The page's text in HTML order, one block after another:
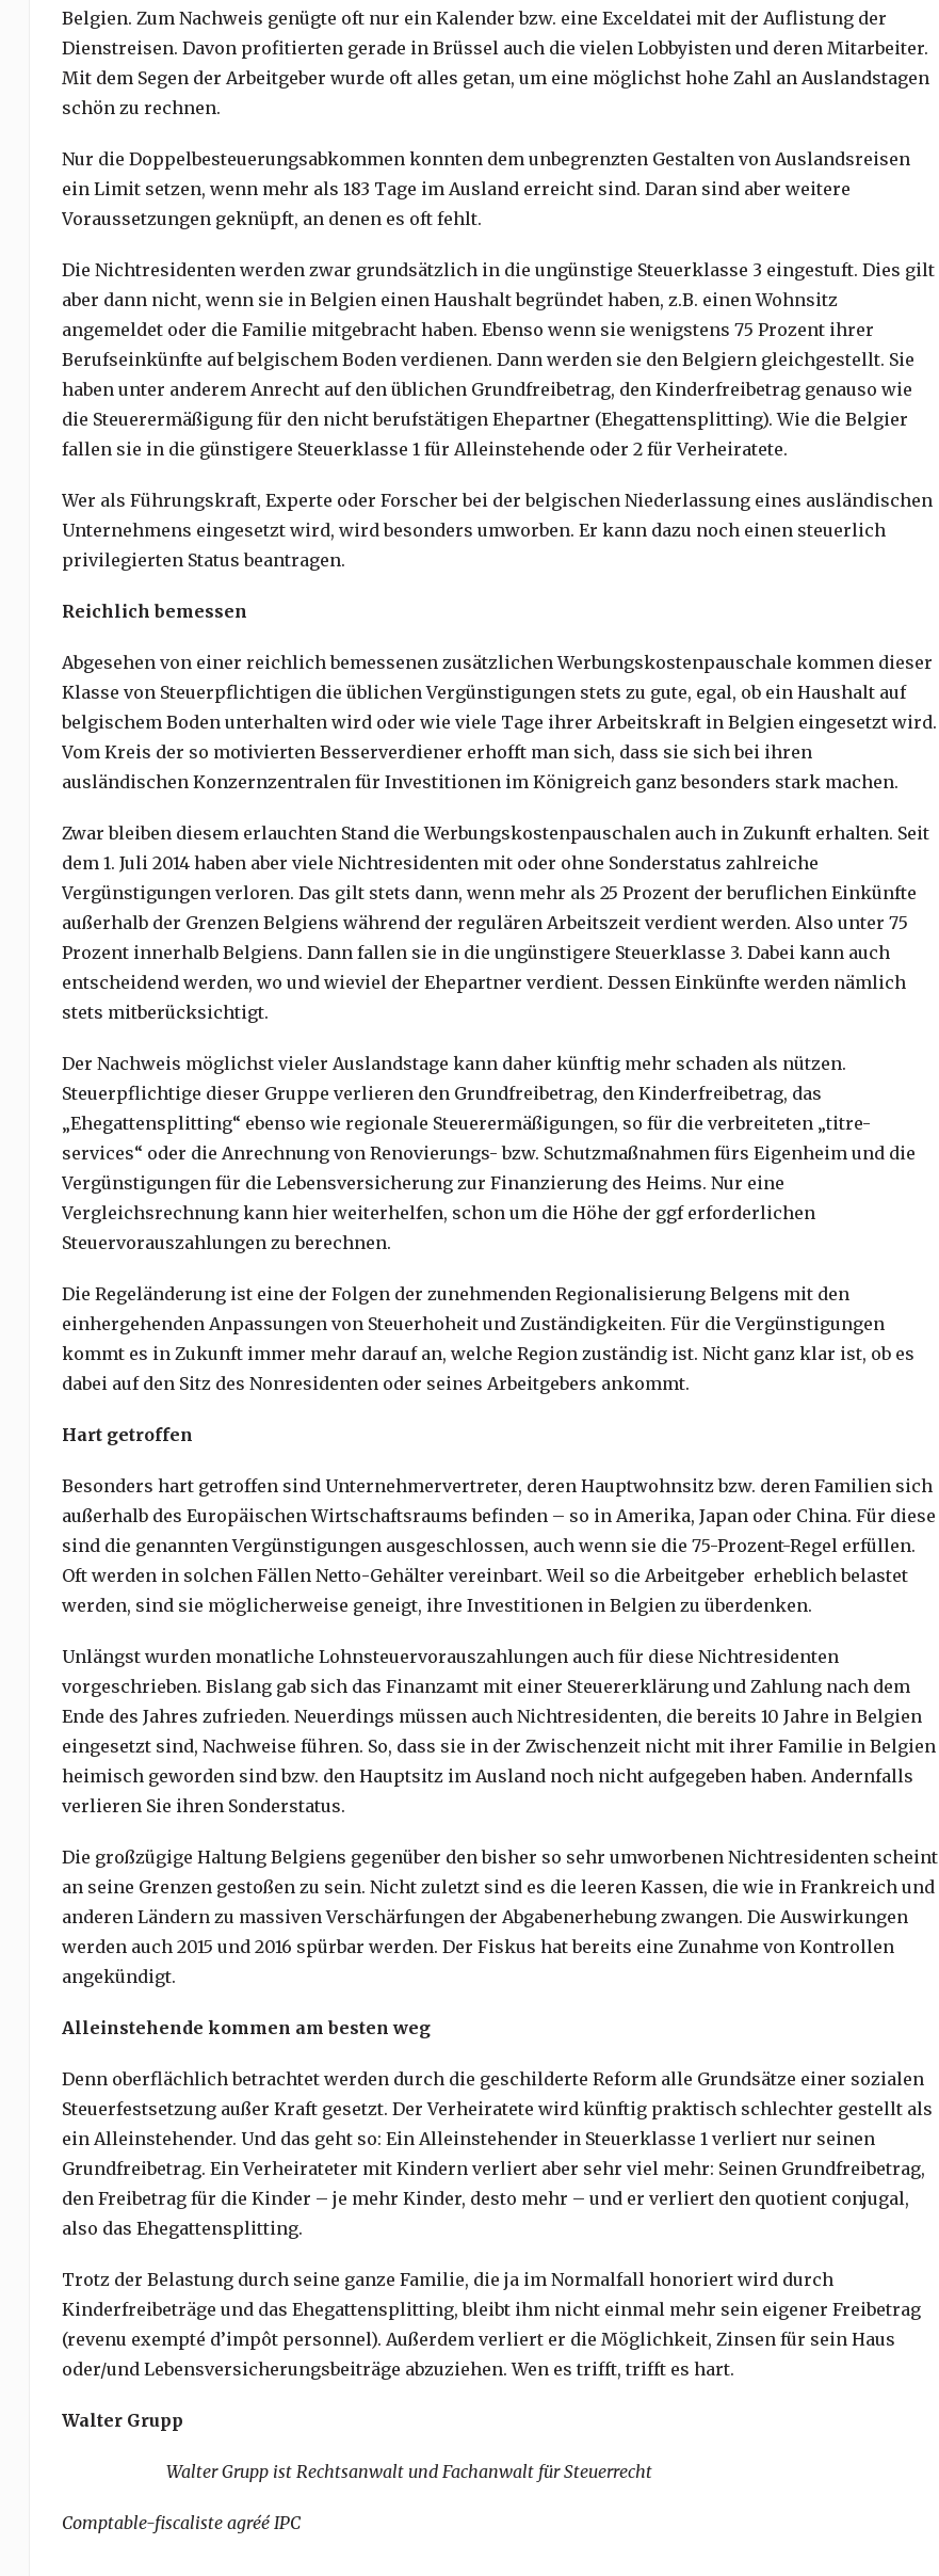
Belgien. Zum Nachweis genügte oft nur ein Kalender bzw. eine Exceldatei mit der Auflistung der
Dienstreisen. Davon profitierten gerade in Brüssel auch die vielen Lobbyisten und deren Mitarbeiter.
Mit dem Segen der Arbeitgeber wurde oft alles getan, um eine möglichst hohe Zahl an Auslandstagen
schön zu rechnen.
Nur die Doppelbesteuerungsabkommen konnten dem unbegrenzten Gestalten von Auslandsreisen
ein Limit setzen, wenn mehr als 183 Tage im Ausland erreicht sind. Daran sind aber weitere
Voraussetzungen geknüpft, an denen es oft fehlt.
Die Nichtresidenten werden zwar grundsätzlich in die ungünstige Steuerklasse 3 eingestuft. Dies gilt
aber dann nicht, wenn sie in Belgien einen Haushalt begründet haben, z.B. einen Wohnsitz
angemeldet oder die Familie mitgebracht haben. Ebenso wenn sie wenigstens 75 Prozent ihrer
Berufseinkünfte auf belgischem Boden verdienen. Dann werden sie den Belgiern gleichgestellt. Sie
haben unter anderem Anrecht auf den üblichen Grundfreibetrag, den Kinderfreibetrag genauso wie
die Steuerermäßigung für den nicht berufstätigen Ehepartner (Ehegattensplitting). Wie die Belgier
fallen sie in die günstigere Steuerklasse 1 für Alleinstehende oder 2 für Verheiratete.
Wer als Führungskraft, Experte oder Forscher bei der belgischen Niederlassung eines ausländischen
Unternehmens eingesetzt wird, wird besonders umworben. Er kann dazu noch einen steuerlich
privilegierten Status beantragen.
Reichlich bemessen
Abgesehen von einer reichlich bemessenen zusätzlichen Werbungskostenpauschale kommen dieser
Klasse von Steuerpflichtigen die üblichen Vergünstigungen stets zu gute, egal, ob ein Haushalt auf
belgischem Boden unterhalten wird oder wie viele Tage ihrer Arbeitskraft in Belgien eingesetzt wird.
Vom Kreis der so motivierten Besserverdiener erhofft man sich, dass sie sich bei ihren
ausländischen Konzernzentralen für Investitionen im Königreich ganz besonders stark machen.
Zwar bleiben diesem erlauchten Stand die Werbungskostenpauschalen auch in Zukunft erhalten. Seit
dem 1. Juli 2014 haben aber viele Nichtresidenten mit oder ohne Sonderstatus zahlreiche
Vergünstigungen verloren. Das gilt stets dann, wenn mehr als 25 Prozent der beruflichen Einkünfte
außerhalb der Grenzen Belgiens während der regulären Arbeitszeit verdient werden. Also unter 75
Prozent innerhalb Belgiens. Dann fallen sie in die ungünstigere Steuerklasse 3. Dabei kann auch
entscheidend werden, wo und wieviel der Ehepartner verdient. Dessen Einkünfte werden nämlich
stets mitberücksichtigt.
Der Nachweis möglichst vieler Auslandstage kann daher künftig mehr schaden als nützen.
Steuerpflichtige dieser Gruppe verlieren den Grundfreibetrag, den Kinderfreibetrag, das
„Ehegattensplitting“ ebenso wie regionale Steuerermäßigungen, so für die verbreiteten „titre-
services“ oder die Anrechnung von Renovierungs- bzw. Schutzmaßnahmen fürs Eigenheim und die
Vergünstigungen für die Lebensversicherung zur Finanzierung des Heims. Nur eine
Vergleichsrechnung kann hier weiterhelfen, schon um die Höhe der ggf erforderlichen
Steuervorauszahlungen zu berechnen.
Die Regeländerung ist eine der Folgen der zunehmenden Regionalisierung Belgens mit den
einhergehenden Anpassungen von Steuerhoheit und Zuständigkeiten. Für die Vergünstigungen
kommt es in Zukunft immer mehr darauf an, welche Region zuständig ist. Nicht ganz klar ist, ob es
dabei auf den Sitz des Nonresidenten oder seines Arbeitgebers ankommt.
Hart getroffen
Besonders hart getroffen sind Unternehmervertreter, deren Hauptwohnsitz bzw. deren Familien sich
außerhalb des Europäischen Wirtschaftsraums befinden – so in Amerika, Japan oder China. Für diese
sind die genannten Vergünstigungen ausgeschlossen, auch wenn sie die 75-Prozent-Regel erfüllen.
Oft werden in solchen Fällen Netto-Gehälter vereinbart. Weil so die Arbeitgeber erheblich belastet
werden, sind sie möglicherweise geneigt, ihre Investitionen in Belgien zu überdenken.
Unlängst wurden monatliche Lohnsteuervorauszahlungen auch für diese Nichtresidenten
vorgeschrieben. Bislang gab sich das Finanzamt mit einer Steuererklärung und Zahlung nach dem
Ende des Jahres zufrieden. Neuerdings müssen auch Nichtresidenten, die bereits 10 Jahre in Belgien
eingesetzt sind, Nachweise führen. So, dass sie in der Zwischenzeit nicht mit ihrer Familie in Belgien
heimisch geworden sind bzw. den Hauptsitz im Ausland noch nicht aufgegeben haben. Andernfalls
verlieren Sie ihren Sonderstatus.
Die großzügige Haltung Belgiens gegenüber den bisher so sehr umworbenen Nichtresidenten scheint
an seine Grenzen gestoßen zu sein. Nicht zuletzt sind es die leeren Kassen, die wie in Frankreich und
anderen Ländern zu massiven Verschärfungen der Abgabenerhebung zwangen. Die Auswirkungen
werden auch 2015 und 2016 spürbar werden. Der Fiskus hat bereits eine Zunahme von Kontrollen
angekündigt.
Alleinstehende kommen am besten weg
Denn oberflächlich betrachtet werden durch die geschilderte Reform alle Grundsätze einer sozialen
Steuerfestsetzung außer Kraft gesetzt. Der Verheiratete wird künftig praktisch schlechter gestellt als
ein Alleinstehender. Und das geht so: Ein Alleinstehender in Steuerklasse 1 verliert nur seinen
Grundfreibetrag. Ein Verheirateter mit Kindern verliert aber sehr viel mehr: Seinen Grundfreibetrag,
den Freibetrag für die Kinder – je mehr Kinder, desto mehr – und er verliert den quotient conjugal,
also das Ehegattensplitting.
Trotz der Belastung durch seine ganze Familie, die ja im Normalfall honoriert wird durch
Kinderfreibeträge und das Ehegattensplitting, bleibt ihm nicht einmal mehr sein eigener Freibetrag
(revenu exempté d’impôt personnel). Außerdem verliert er die Möglichkeit, Zinsen für sein Haus
oder/und Lebensversicherungsbeiträge abzuziehen. Wen es trifft, trifft es hart.
Walter Grupp
Walter Grupp ist Rechtsanwalt und Fachanwalt für Steuerrecht
Comptable-fiscaliste agréé IPC